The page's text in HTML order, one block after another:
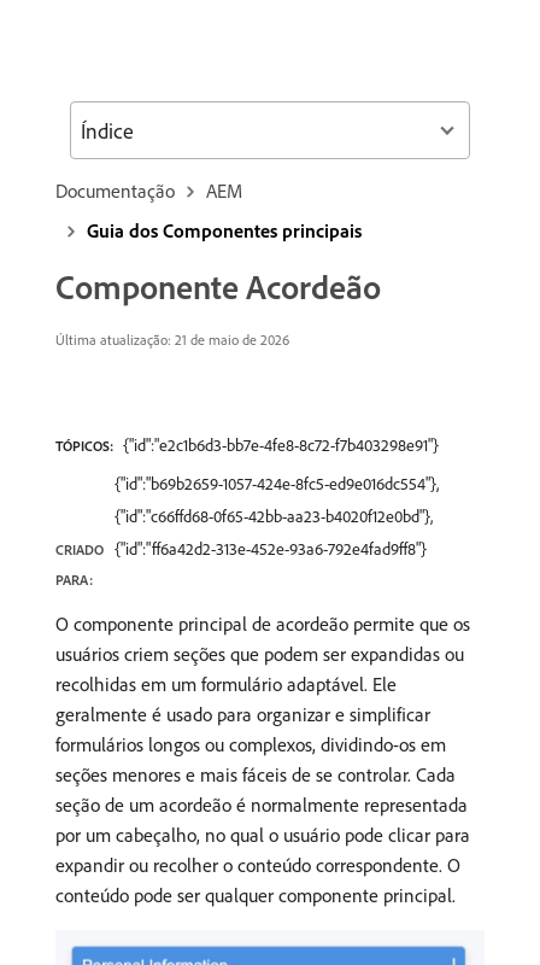
Documentação
AEM
Guia dos Componentes principais
Componente Acordeão
Última atualização: 21 de maio de 2026
TÓPICOS: {"id":"e2c1b6d3-bb7e-4fe8-8c72-f7b403298e91"}
CRIADO
PARA:
{"id":"b69b2659-1057-424e-8fc5-ed9e016dc554"},
{"id":"c66ffd68-0f65-42bb-aa23-b4020f12e0bd"},
{"id":"ff6a42d2-313e-452e-93a6-792e4fad9ff8"}
O componente principal de acordeão permite que os
usuários criem seções que podem ser expandidas ou
recolhidas em um formulário adaptável. Ele
geralmente é usado para organizar e simplificar
formulários longos ou complexos, dividindo-os em
seções menores e mais fáceis de se controlar. Cada
seção de um acordeão é normalmente representada
por um cabeçalho, no qual o usuário pode clicar para
expandir ou recolher o conteúdo correspondente. O
conteúdo pode ser qualquer componente principal.
Índice